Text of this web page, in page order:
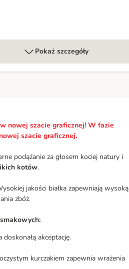
Pokaż szczegóły
nowej szacie graficznej! W fazie
szacie graficznej.
podążanie za głosem kociej natury i
kotów.
jakości białka zapewniają wysoką
zbóż.
akceptację.
kurczakiem zapewnia wrażenia